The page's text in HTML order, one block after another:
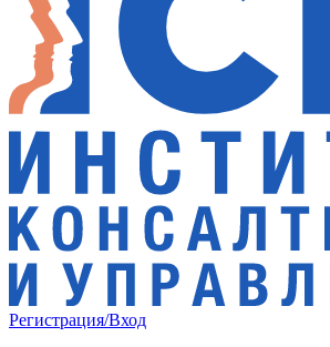
Регистрация/Вход